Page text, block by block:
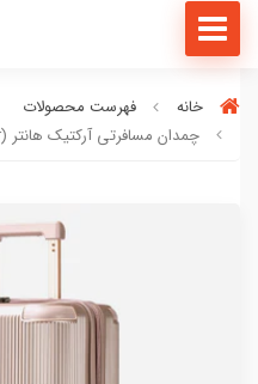
خانه
فهرست محصولات
چمدان مسافرتی آرکتیک هانتر (Arctic Hunter) مدل LGX001 سایز متوسط رنگ رزگلد